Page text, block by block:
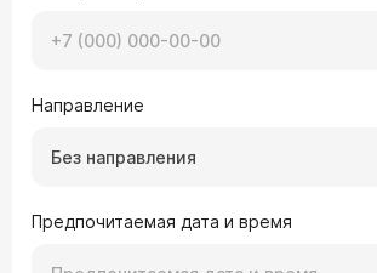
Направление
Без направления
Предпочитаемая дата и время